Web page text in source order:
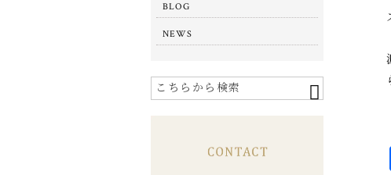
BLOG
NEWS